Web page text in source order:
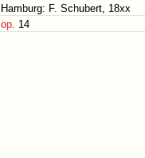
Hamburg: F. Schubert, 18xx
op. 14